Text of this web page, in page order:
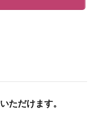
ただけます。